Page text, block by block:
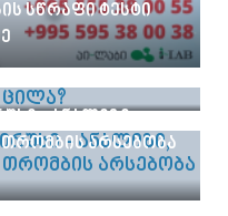
სწრაფი ტესტი
- ანალიზი,
არსებობა